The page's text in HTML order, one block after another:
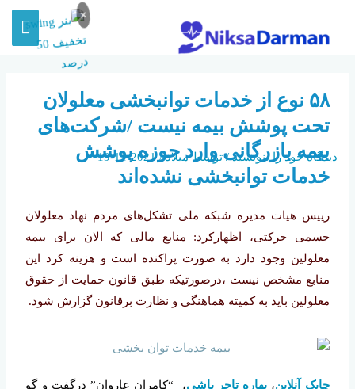
×
شرکت‌های بیمه بازرگانی وارد حوزه
پوشش خدمات توانبخشی نشده‌اند
دیدگاه‌ خود را بنویسید / توسطمیلاد/
2021-11-19
۵۸ نوع از خدمات توانبخشی معلولان
تحت پوشش بیمه نیست /شرکت‌های
بیمه بازرگانی وارد حوزه پوشش
خدمات توانبخشی نشده‌اند
رییس هیات مدیره شبکه ملی تشکل‌های مردم نهاد معلولان
جسمی حرکتی، اظهارکرد: منابع مالی که الان برای بیمه
معلولین وجود دارد به صورت پراکنده است و هزینه کرد این
منابع مشخص نیست ،درصورتیکه طبق قانون حمایت از حقوق
معلولین باید به کمیته هماهنگی و نظارت برقانون گزارش شود.
چابک آنلاین، بهاره تاجر باشی، “کامران عاروان” درگفت و گو